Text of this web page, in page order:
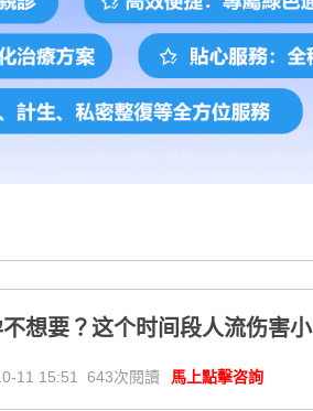
想要？这个时间段人流伤害小
11 15:51 643次閱讀 馬上點擊咨詢